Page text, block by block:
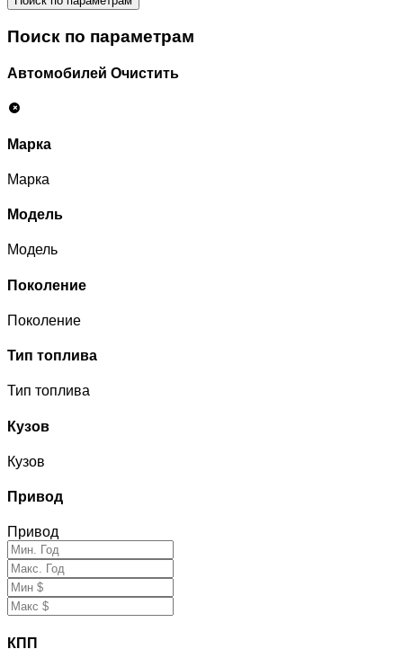
Поиск по параметрам
Автомобилей Очистить
Марка
Марка
Модель
Модель
Поколение
Поколение
Тип топлива
Тип топлива
Кузов
Кузов
Привод
Привод
КПП